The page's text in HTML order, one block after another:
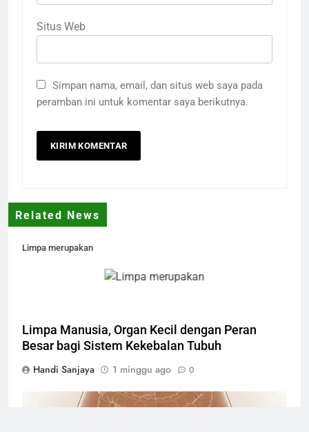
Situs Web
Simpan nama, email, dan situs web saya pada
peramban ini untuk komentar saya berikutnya.
Related News
Limpa merupakan
Limpa Manusia, Organ Kecil dengan Peran
Besar bagi Sistem Kekebalan Tubuh
Handi Sanjaya
1 minggu ago 0
kandung kemih manusia